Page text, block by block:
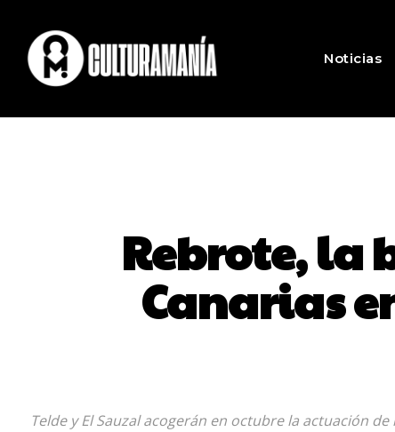
Noticias
Rebrote, la
Canarias
Telde y El Sauzal acogerán en octubre la actuación